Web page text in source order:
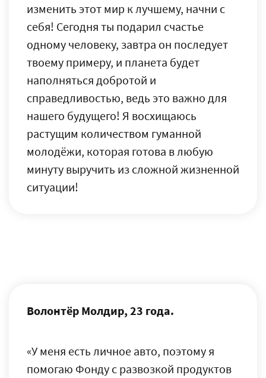
изменить этот мир к лучшему, начни с
себя! Сегодня ты подарил счастье
одному человеку, завтра он последует
твоему примеру, и планета будет
наполняться добротой и
справедливостью, ведь это важно для
нашего будущего! Я восхищаюсь
растущим количеством гуманной
молодёжи, которая готова в любую
минуту выручить из сложной жизненной
ситуации!
Волонтёр Молдир, 23 года.
«У меня есть личное авто, поэтому я
помогаю Фонду с развозкой продуктов